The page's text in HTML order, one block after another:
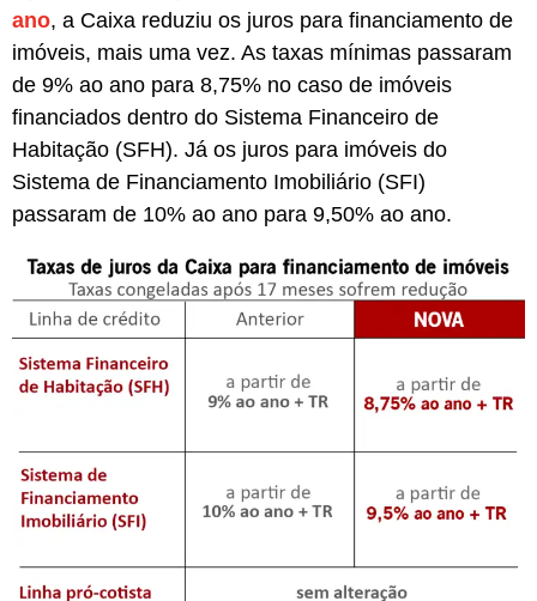
ano, a Caixa reduziu os juros para financiamento de
imóveis, mais uma vez. As taxas mínimas passaram
de 9% ao ano para 8,75% no caso de imóveis
financiados dentro do Sistema Financeiro de
Habitação (SFH). Já os juros para imóveis do
Sistema de Financiamento Imobiliário (SFI)
passaram de 10% ao ano para 9,50% ao ano.